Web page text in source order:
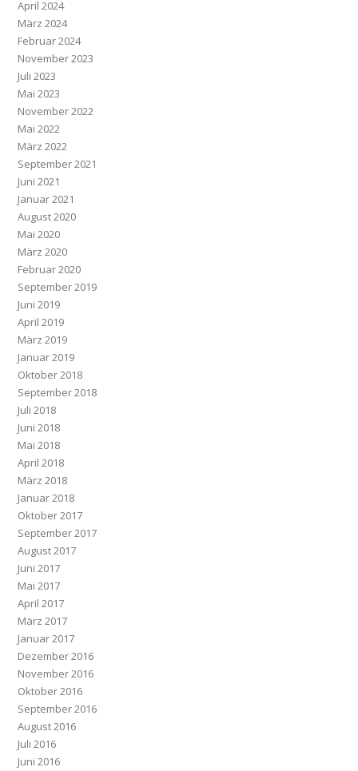
April 2024
März 2024
Februar 2024
November 2023
Juli 2023
Mai 2023
November 2022
Mai 2022
März 2022
September 2021
Juni 2021
Januar 2021
August 2020
Mai 2020
März 2020
Februar 2020
September 2019
Juni 2019
April 2019
März 2019
Januar 2019
Oktober 2018
September 2018
Juli 2018
Juni 2018
Mai 2018
April 2018
März 2018
Januar 2018
Oktober 2017
September 2017
August 2017
Juni 2017
Mai 2017
April 2017
März 2017
Januar 2017
Dezember 2016
November 2016
Oktober 2016
September 2016
August 2016
Juli 2016
Juni 2016